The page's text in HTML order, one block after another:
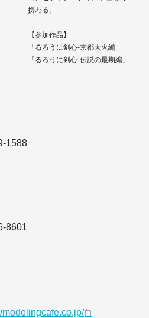
携わる。
【参加作品】
「るろうに剣心-京都大火編」
「るろうに剣心-伝説の最期編」
1588
8601
modelingcafe.co.jp/